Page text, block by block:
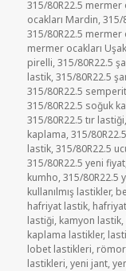
315/80R22.5 mermer
ocakları Mardin,315/
315/80R22.5 mermer
mermer ocakları Uşak
pirelli,315/80R22.5
lastik,315/80R22.5
315/80R22.5
315/80R22.5 soğuk
315/80R22.5 tır lastiği
kaplama,315/
lastik,315/80R22.5
315/80R22.5 yeni fiyat
kumho,315/80R22.5
kullanılmış lastikler,
hafriyat lastik,
lastiği, kamyon lastik,
kaplama lastikler,
lobet lastikleri,
lastikleri,yeni jant,